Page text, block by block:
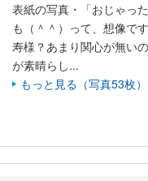
表紙の写真・「おじゃっ
も（＾＾）って、想像で
寿様？あまり関心が無い
が素晴らし...
もっと見る（写真53枚）